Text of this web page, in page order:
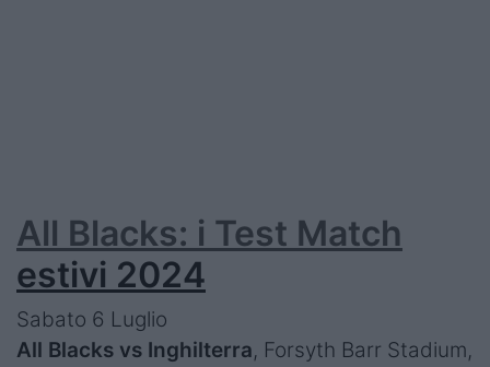
All Blacks: i Test Match
estivi 2024
Sabato 6 Luglio
All Blacks vs Inghilterra, Forsyth Barr Stadium,